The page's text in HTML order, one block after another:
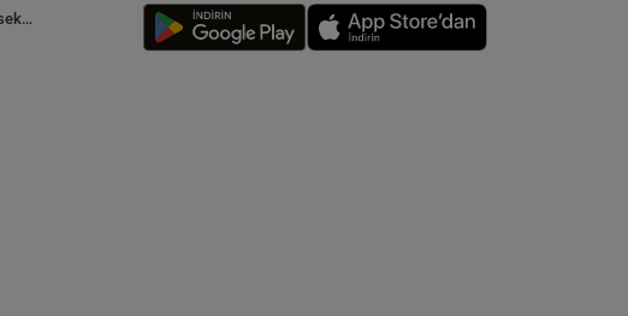
Maden Ocaklarında En Yüksek Gider Kalemleri Nelerdir?